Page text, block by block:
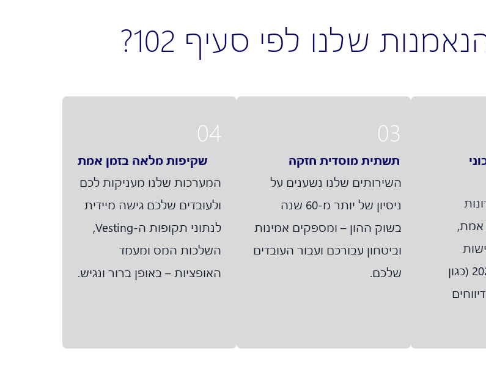
שלנו לפי סעיף 102?
אמת,
שנוספו בינואר 2025 (כגון
03
תשתית מוסדית חזקה
השירותים שלנו נשענים על
ניסיון של יותר מ-60 שנה
בשוק ההון – ומספקים אמינות
וביטחון עבורכם ועבור העובדים
שלכם.
04
שקיפות מלאה בזמן אמת
המערכות שלנו מעניקות לכם
ולעובדים שלכם גישה מיידית
לנתוני תקופות ה-Vesting,
השלכות המס ומעמד
האופציות – באופן ברור ונגיש.